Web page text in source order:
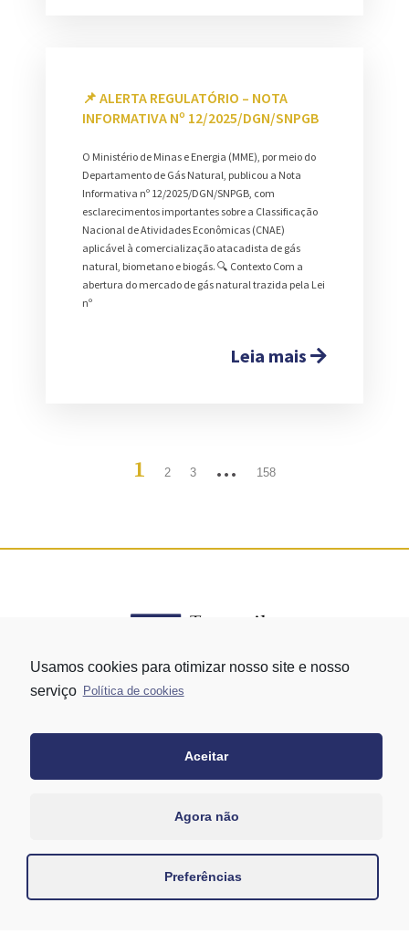
📌 ALERTA REGULATÓRIO – NOTA
INFORMATIVA Nº 12/2025/DGN/SNPGB
O Ministério de Minas e Energia (MME), por meio do
Departamento de Gás Natural, publicou a Nota
Informativa nº 12/2025/DGN/SNPGB, com
esclarecimentos importantes sobre a Classificação
Nacional de Atividades Econômicas (CNAE)
aplicável à comercialização atacadista de gás
natural, biometano e biogás. 🔍 Contexto Com a
abertura do mercado de gás natural trazida pela Lei
nº
Leia mais
1 2 3 … 158
+55 11 95058-7769 (Whatsapp)
Usamos cookies para otimizar nosso site e nosso
serviço Política de cookies
Aceitar
Agora não
Preferências